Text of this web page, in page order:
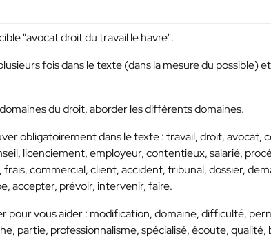
"avocat droit du travail le havre".
fois dans le texte (dans la mesure du possible)
du droit, aborder les différents domaines.
obligatoirement dans le texte : travail, droit, avocat,
licenciement, employeur, contentieux, salarié,
commercial, client, accident, tribunal, dossier,
accepter, prévoir, intervenir, faire.
pour vous aider : modification, domaine, difficulté,
partie, professionnalisme, spécialisé, écoute, qualité,